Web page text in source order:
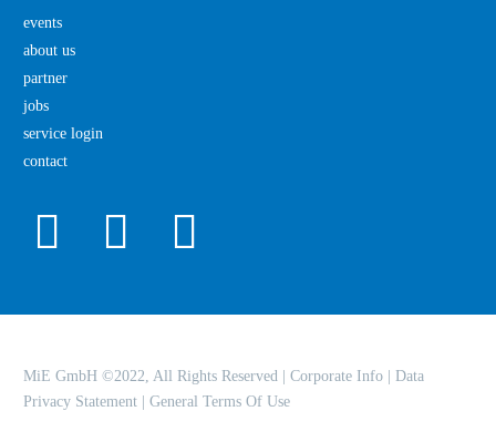
events
about us
partner
jobs
service login
contact
MiE GmbH ©2022, All Rights Reserved | Corporate Info
Data
Privacy Statement
General Terms Of Use